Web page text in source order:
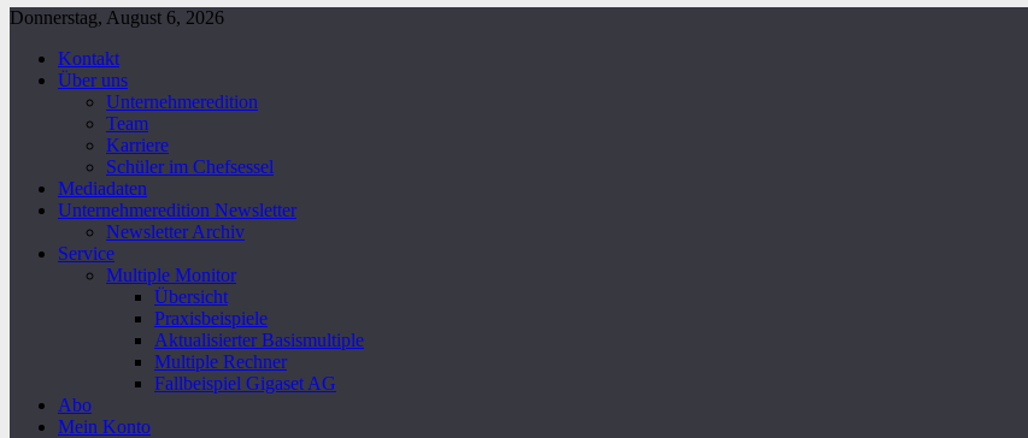
Donnerstag, August 6, 2026
Kontakt
Über uns
Unternehmeredition
Team
Karriere
Schüler im Chefsessel
Mediadaten
Unternehmeredition Newsletter
Newsletter Archiv
Service
Multiple Monitor
Übersicht
Praxisbeispiele
Aktualisierter Basismultiple
Multiple Rechner
Fallbeispiel Gigaset AG
Abo
Mein Konto